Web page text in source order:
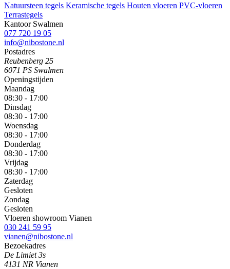
Natuursteen tegels Keramische tegels Houten vloeren PVC-vloeren
Terrastegels
Kantoor Swalmen
077 720 19 05
info@nibostone.nl
Postadres
Reubenberg 25
6071 PS Swalmen
Openingstijden
Maandag
08:30 - 17:00
Dinsdag
08:30 - 17:00
Woensdag
08:30 - 17:00
Donderdag
08:30 - 17:00
Vrijdag
08:30 - 17:00
Zaterdag
Gesloten
Zondag
Gesloten
Vloeren showroom Vianen
030 241 59 95
vianen@nibostone.nl
Bezoekadres
De Limiet 3s
4131 NR Vianen